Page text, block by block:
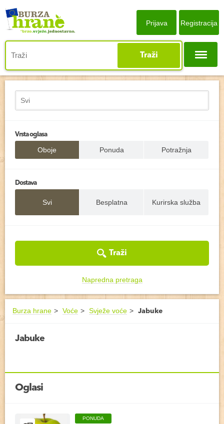
Traži
Prijava Registracija
Vrsta oglasa
Oboje Ponuda Potražnja
Dostava
Svi Besplatna Kurirska služba
Traži
Napredna pretraga
Burza hrane Voće Svježe voće Jabuke
Jabuke
Oglasi
PONUDA